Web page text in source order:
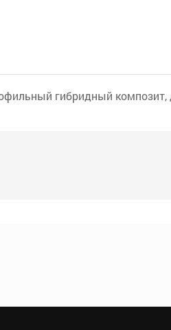
гибридный композит,